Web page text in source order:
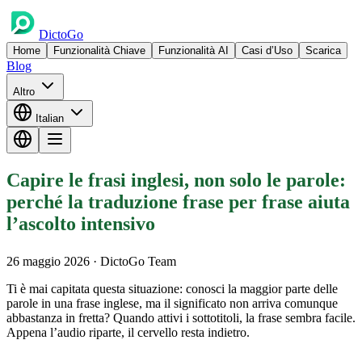
DictoGo
Home Funzionalità Chiave Funzionalità AI Casi d’Uso Scarica
Blog
Altro
Italian
Capire le frasi inglesi, non solo le parole:
perché la traduzione frase per frase aiuta
l’ascolto intensivo
26 maggio 2026 · DictoGo Team
Ti è mai capitata questa situazione: conosci la maggior parte delle
parole in una frase inglese, ma il significato non arriva comunque
abbastanza in fretta? Quando attivi i sottotitoli, la frase sembra facile.
Appena l’audio riparte, il cervello resta indietro.